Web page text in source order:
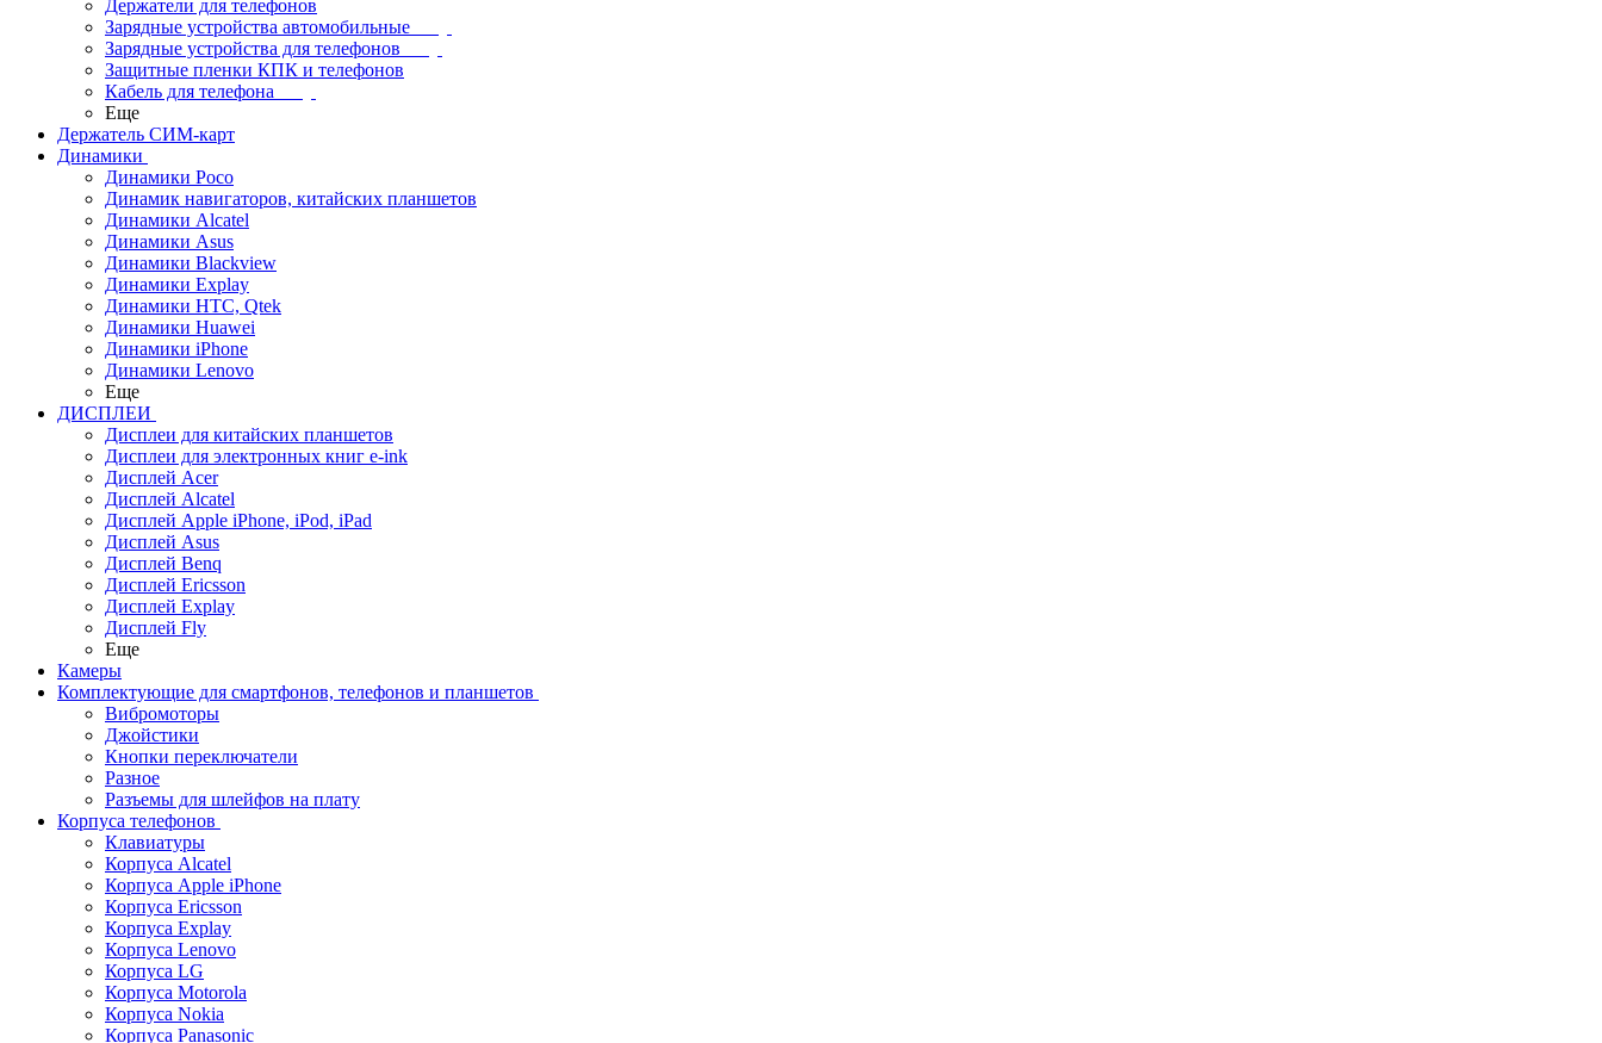
Держатели для телефонов
Зарядные устройства автомобильные
Зарядные устройства для телефонов
Защитные пленки КПК и телефонов
Кабель для телефона
Еще
Держатель СИМ-карт
Динамики
Динамики Poco
Динамик навигаторов, китайских планшетов
Динамики Alcatel
Динамики Asus
Динамики Blackview
Динамики Explay
Динамики HTC, Qtek
Динамики Huawei
Динамики iPhone
Динамики Lenovo
Еще
ДИСПЛЕИ
Дисплеи для китайских планшетов
Дисплеи для электронных книг e-ink
Дисплей Acer
Дисплей Alcatel
Дисплей Apple iPhone, iPod, iPad
Дисплей Asus
Дисплей Benq
Дисплей Ericsson
Дисплей Explay
Дисплей Fly
Еще
Камеры
Комплектующие для смартфонов, телефонов и планшетов
Вибромоторы
Джойстики
Кнопки переключатели
Разное
Разъемы для шлейфов на плату
Корпуса телефонов
Клавиатуры
Корпуса Alcatel
Корпуса Apple iPhone
Корпуса Ericsson
Корпуса Explay
Корпуса Lenovo
Корпуса LG
Корпуса Motorola
Корпуса Nokia
Корпуса Panasonic